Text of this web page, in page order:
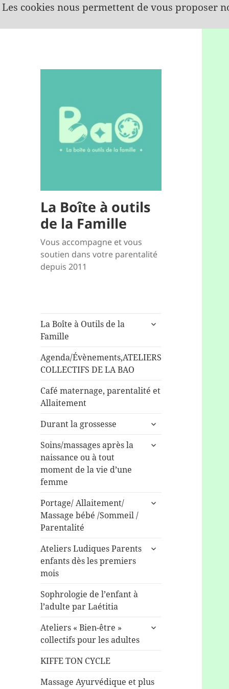
La Boîte à outils
de la Famille
Vous accompagne et vous
soutien dans votre parentalité
depuis 2011
La Boîte à Outils de la
Famille
ouvrir
menu
Agenda/Évènements,ATELIERS
COLLECTIFS DE LA BAO
Café maternage, parentalité et
Allaitement
Durant la grossesse
ouvrir
sous-
Soins/massages après la
naissance ou à tout
moment de la vie d’une
femme
ouvrir
Portage/ Allaitement/
Massage bébé /Sommeil /
Parentalité
ouvrir
Ateliers Ludiques Parents
enfants dès les premiers
mois
ouvrir
Sophrologie de l’enfant à
l’adulte par Laétitia
Ateliers « Bien-être »
collectifs pour les adultes
ouvrir
KIFFE TON CYCLE
Massage Ayurvédique et plus
Les cookies nous permettent de vous proposer